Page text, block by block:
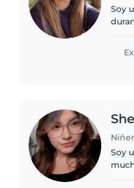
Soy
soy
Soy